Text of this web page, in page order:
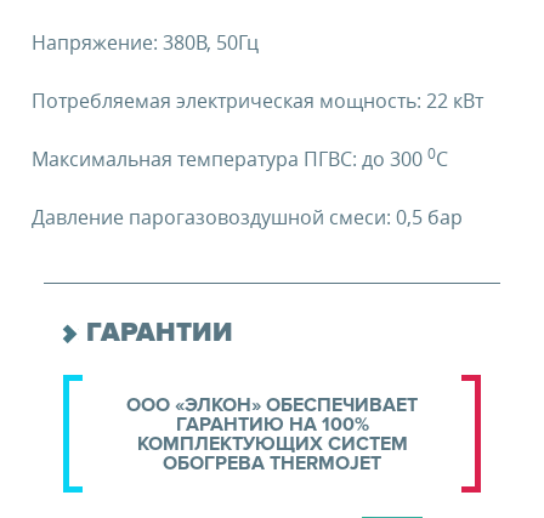
Напряжение: 380В, 50Гц
Потребляемая электрическая мощность: 22 кВт
Максимальная температура ПГВС: до 3000C
Давление парогазовоздушной смеси: 0,5 бар
ГАРАНТИИ
ООО «ЭЛКОН» ОБЕСПЕЧИВАЕТ
ГАРАНТИЮ НА 100%
КОМПЛЕКТУЮЩИХ СИСТЕМ
ОБОГРЕВА THERMOJET